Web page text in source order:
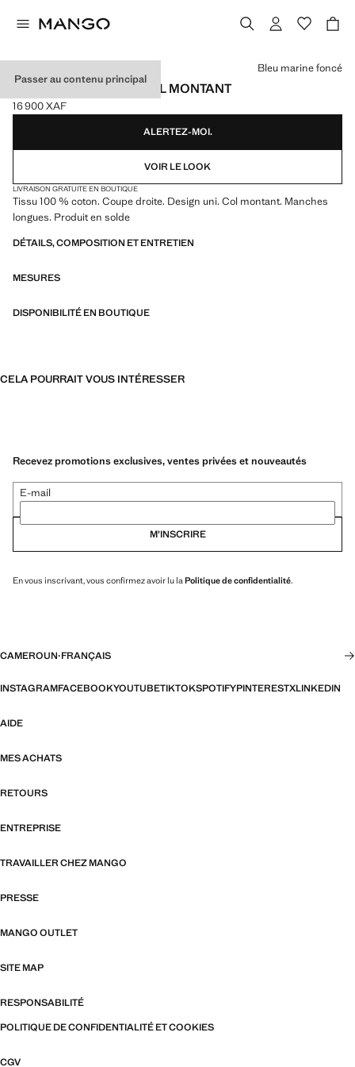
Passer au contenu principal
PULL-OVER MAILLE COL MONTANT
Prix actuel [16 900 XAF ]
16 900 XAF
Choisissez une couleur
Bleu marine foncé
ALERTEZ-MOI.
VOIR LE LOOK
LIVRAISON GRATUITE EN BOUTIQUE
Tissu 100 % coton. Coupe droite. Design uni. Col montant. Manches
longues. Produit en solde
DÉTAILS, COMPOSITION ET ENTRETIEN
MESURES
DISPONIBILITÉ EN BOUTIQUE
CELA POURRAIT VOUS INTÉRESSER
Recevez promotions exclusives, ventes privées et nouveautés
E-mail
M’INSCRIRE
En vous inscrivant, vous confirmez avoir lu la Politique de confidentialité.
CAMEROUN·FRANÇAIS
INSTAGRAMFACEBOOKYOUTUBETIKTOKSPOTIFYPINTERESTXLINKEDIN
AIDE
MES ACHATS
RETOURS
ENTREPRISE
TRAVAILLER CHEZ MANGO
PRESSE
MANGO OUTLET
SITE MAP
RESPONSABILITÉ
POLITIQUE DE CONFIDENTIALITÉ ET COOKIES
CGV